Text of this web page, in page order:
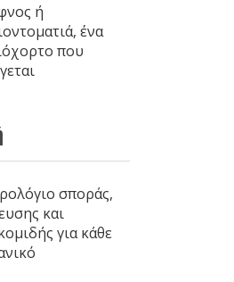
ή
ένα
που
σποράς,
και
για κάθε